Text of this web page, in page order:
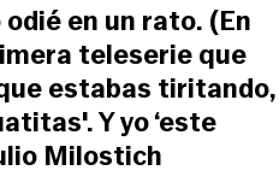
en un rato. (En
teleserie que
estabas tiritando,
Y yo ‘este
Milostich